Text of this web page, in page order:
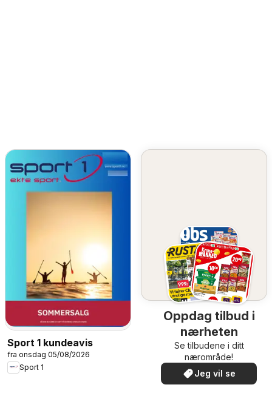
Sport 1 kundeavis
fra onsdag 05/08/2026
Sport 1
Oppdag tilbud i
nærheten
Se tilbudene i ditt
nærområde!
Jeg vil se